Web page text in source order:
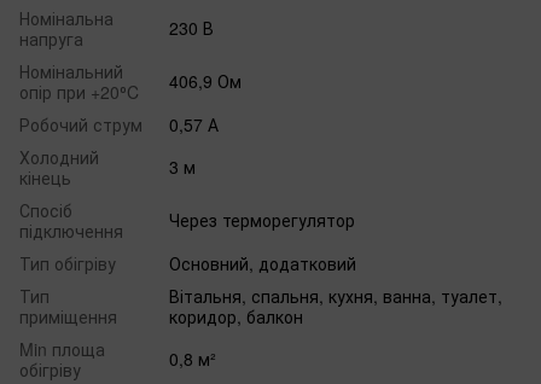
Номінальна
напруга
230 В
Номінальний
опір при +20⁰C
406,9 Ом
Робочий струм
0,57 А
Холодний
кінець
3 м
Спосіб
підключення
Через терморегулятор
Тип обігріву
Основний, додатковий
Тип
приміщення
Вітальня, спальня, кухня, ванна, туалет,
коридор, балкон
Min площа
обігріву
0,8 м²